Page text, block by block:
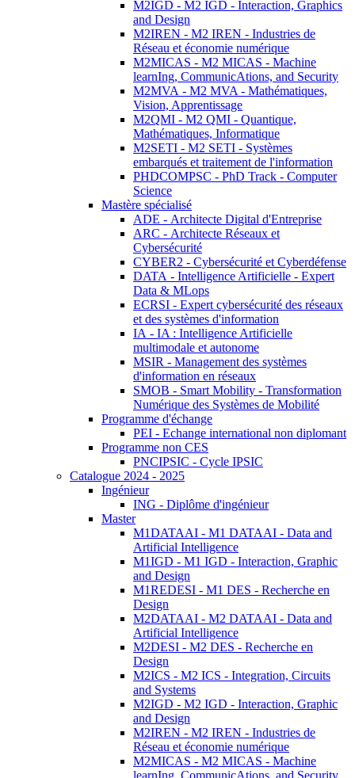
M2IGD - M2 IGD - Interaction, Graphics
and Design
M2IREN - M2 IREN - Industries de
Réseau et économie numérique
M2MICAS - M2 MICAS - Machine
learnIng, CommunicAtions, and Security
M2MVA - M2 MVA - Mathématiques,
Vision, Apprentissage
M2QMI - M2 QMI - Quantique,
Mathématiques, Informatique
M2SETI - M2 SETI - Systèmes
embarqués et traitement de l'information
PHDCOMPSC - PhD Track - Computer
Science
Mastère spécialisé
ADE - Architecte Digital d'Entreprise
ARC - Architecte Réseaux et
Cybersécurité
CYBER2 - Cybersécurité et Cyberdéfense
DATA - Intelligence Artificielle - Expert
Data & MLops
ECRSI - Expert cybersécurité des réseaux
et des systèmes d'information
IA - IA : Intelligence Artificielle
multimodale et autonome
MSIR - Management des systèmes
d'information en réseaux
SMOB - Smart Mobility - Transformation
Numérique des Systèmes de Mobilité
Programme d'échange
PEI - Echange international non diplomant
Programme non CES
PNCIPSIC - Cycle IPSIC
Catalogue 2024 - 2025
Ingénieur
ING - Diplôme d'ingénieur
Master
M1DATAAI - M1 DATAAI - Data and
Artificial Intelligence
M1IGD - M1 IGD - Interaction, Graphic
and Design
M1REDESI - M1 DES - Recherche en
Design
M2DATAAI - M2 DATAAI - Data and
Artificial Intelligence
M2DESI - M2 DES - Recherche en
Design
M2ICS - M2 ICS - Integration, Circuits
and Systems
M2IGD - M2 IGD - Interaction, Graphic
and Design
M2IREN - M2 IREN - Industries de
Réseau et économie numérique
M2MICAS - M2 MICAS - Machine
learnIng, CommunicAtions, and Security